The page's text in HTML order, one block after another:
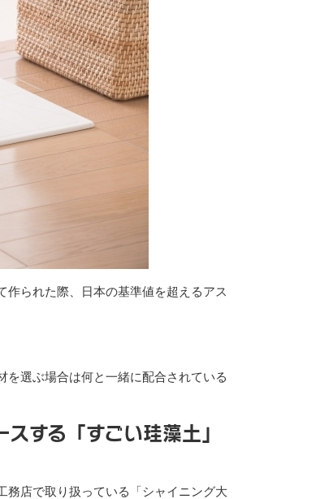
られた際、日本の基準値を超えるアス
選ぶ場合は何と一緒に配合されている
する「すごい珪藻土」
務店で取り扱っている「シャイニング大